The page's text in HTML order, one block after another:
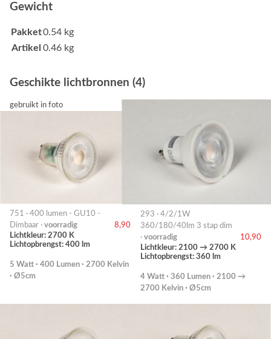
Gewicht
Pakket0.54 kg
Artikel 0.46 kg
Geschikte lichtbronnen (4)
gebruikt in foto
751 · 400 lumen - GU10 -
Dimbaar · voorradig
8,90
Lichtkleur: 2700 K
Lichtopbrengst: 400 lm
5 Watt · 400 Lumen · 2700 Kelvin
· Ø5cm
293 · 4/2/1W
360/180/40lm 3 stap dim
· voorradig
10,90
Lichtkleur: 2100 → 2700 K
Lichtopbrengst: 360 lm
4 Watt · 360 Lumen · 2100 →
2700 Kelvin · Ø5cm